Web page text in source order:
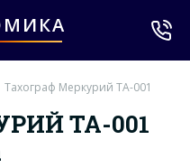
Тахограф Меркурий ТА-001
ТА-001